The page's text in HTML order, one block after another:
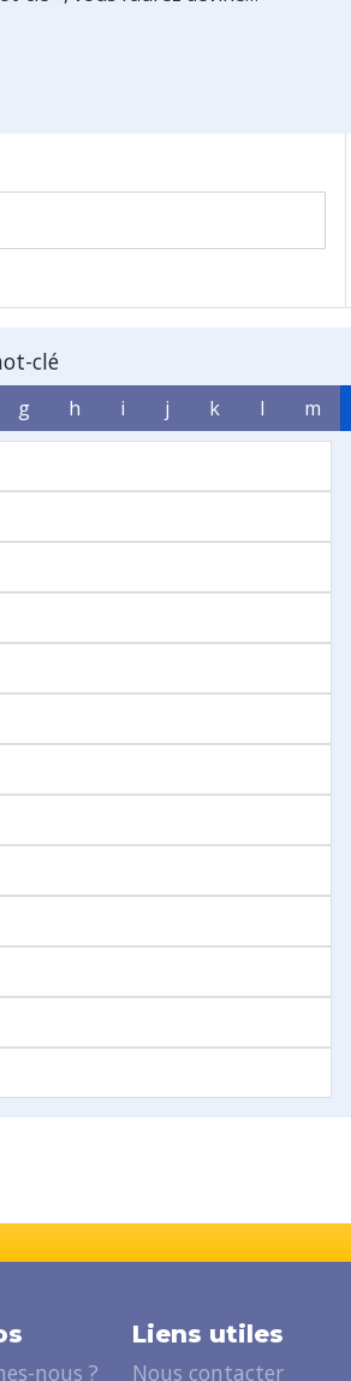
clé
g h i j k l m
nous ?
Liens utiles
Nous contacter